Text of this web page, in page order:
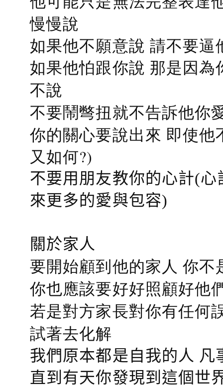
慢慢說
如果他不願意說 請不要逼
如果他怕跟你說 那是因
不說
不要鬧彆扭就不告訴他你
你的關心要說出來 即使
又如何?)
不要用朋友教你的心計(
來更多的愛與包容)
關於家人
要開始顧到他的家人 你
你也應該要好好照顧好他
若是對方家長對你有任何
試著去化解
我們原本都是自我的人
直到有天你發現到這個世